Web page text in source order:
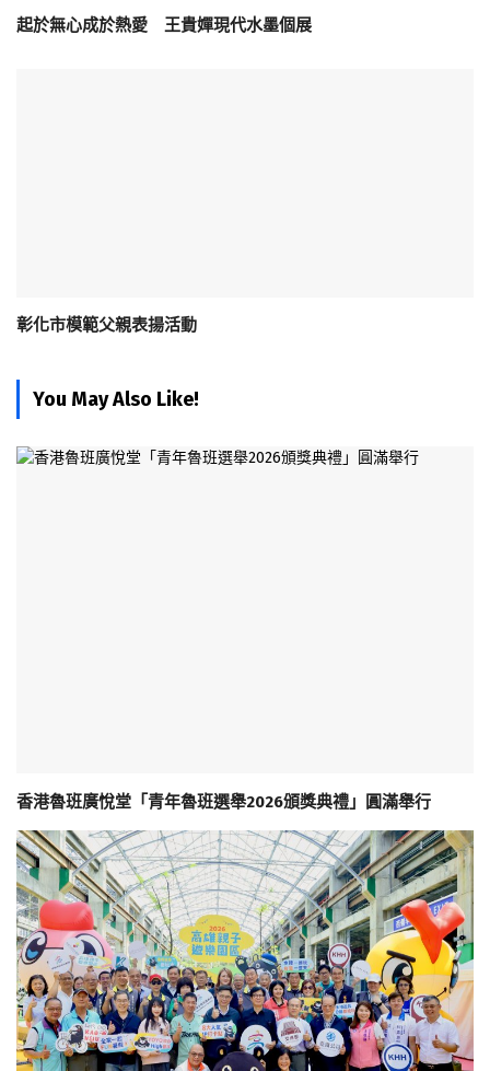
起於無心成於熱愛 王貴嬋現代水墨個展
彰化市模範父親表揚活動
You May Also Like!
香港魯班廣悅堂「青年魯班選舉2026頒獎典禮」圓滿舉行